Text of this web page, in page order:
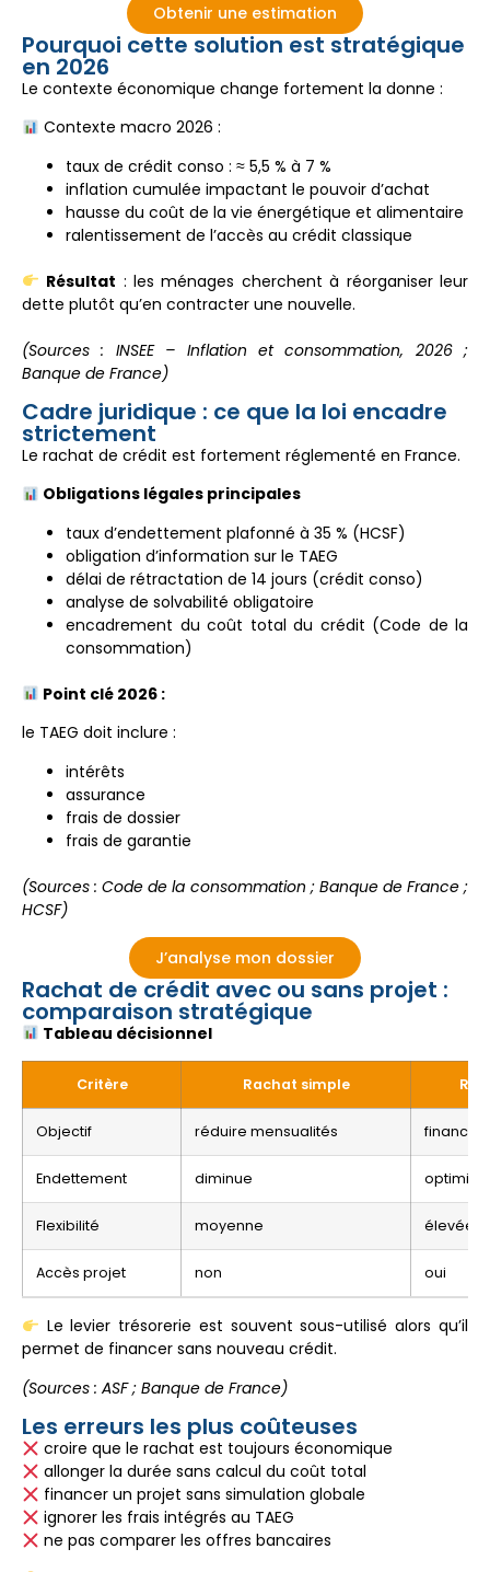
Obtenir une estimation
Pourquoi cette solution est stratégique
en 2026
Le contexte économique change fortement la donne :
Contexte macro 2026 :
taux de crédit conso : ≈ 5,5 % à 7 %
inflation cumulée impactant le pouvoir d’achat
hausse du coût de la vie énergétique et alimentaire
ralentissement de l’accès au crédit classique
Résultat : les ménages cherchent à réorganiser leur
dette plutôt qu’en contracter une nouvelle.
(Sources : INSEE – Inflation et consommation, 2026 ;
Banque de France)
Cadre juridique : ce que la loi encadre
strictement
Le rachat de crédit est fortement réglementé en France.
Obligations légales principales
taux d’endettement plafonné à 35 % (HCSF)
obligation d’information sur le TAEG
délai de rétractation de 14 jours (crédit conso)
analyse de solvabilité obligatoire
encadrement du coût total du crédit (Code de la
consommation)
Point clé 2026 :
le TAEG doit inclure :
intérêts
assurance
frais de dossier
frais de garantie
(Sources : Code de la consommation ; Banque de France ;
HCSF)
J’analyse mon dossier
Rachat de crédit avec ou sans projet :
comparaison stratégique
Tableau décisionnel
Critère Rachat simple
Objectif réduire mensualités financer
Endettement diminue optimisé
Flexibilité moyenne élevée
Accès projet non oui
Le levier trésorerie est souvent sous-utilisé alors qu’il
permet de financer sans nouveau crédit.
(Sources : ASF ; Banque de France)
Les erreurs les plus coûteuses
croire que le rachat est toujours économique
allonger la durée sans calcul du coût total
financer un projet sans simulation globale
ignorer les frais intégrés au TAEG
ne pas comparer les offres bancaires